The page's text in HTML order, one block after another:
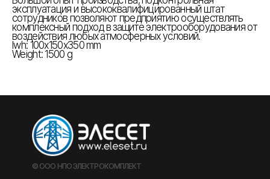
эксплуатация и высококвалифицированный штат
сотрудников позволяют предприятию осуществлять
комплексный подход в защите электрооборудования от
воздействия любых атмосферных условий.
lwh: 100x150x350 mm
Weight: 1500 g
© ООО НПО ЭЛЕКТРОКОМПЛЕКТ